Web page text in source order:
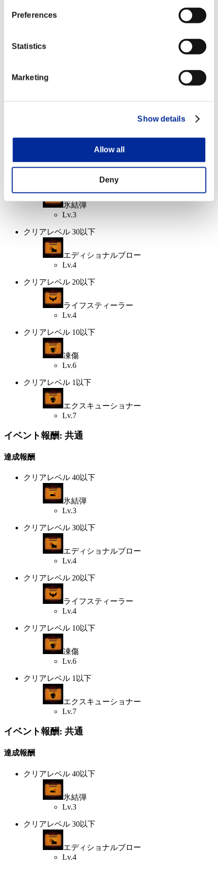
Preferences
Statistics
Marketing
Show details
Allow all
Deny
イベント報酬: 共通
達成報酬
氷結弾
Lv.3
クリアレベル 30以下
エディショナルブロー
Lv.4
クリアレベル 20以下
ライフスティーラー
Lv.4
クリアレベル 10以下
凍傷
Lv.6
クリアレベル 1以下
エクスキューショナー
Lv.7
イベント報酬: 共通
達成報酬
クリアレベル 40以下
氷結弾
Lv.3
クリアレベル 30以下
エディショナルブロー
Lv.4
クリアレベル 20以下
ライフスティーラー
Lv.4
クリアレベル 10以下
凍傷
Lv.6
クリアレベル 1以下
エクスキューショナー
Lv.7
イベント報酬: 共通
達成報酬
クリアレベル 40以下
氷結弾
Lv.3
クリアレベル 30以下
エディショナルブロー
Lv.4